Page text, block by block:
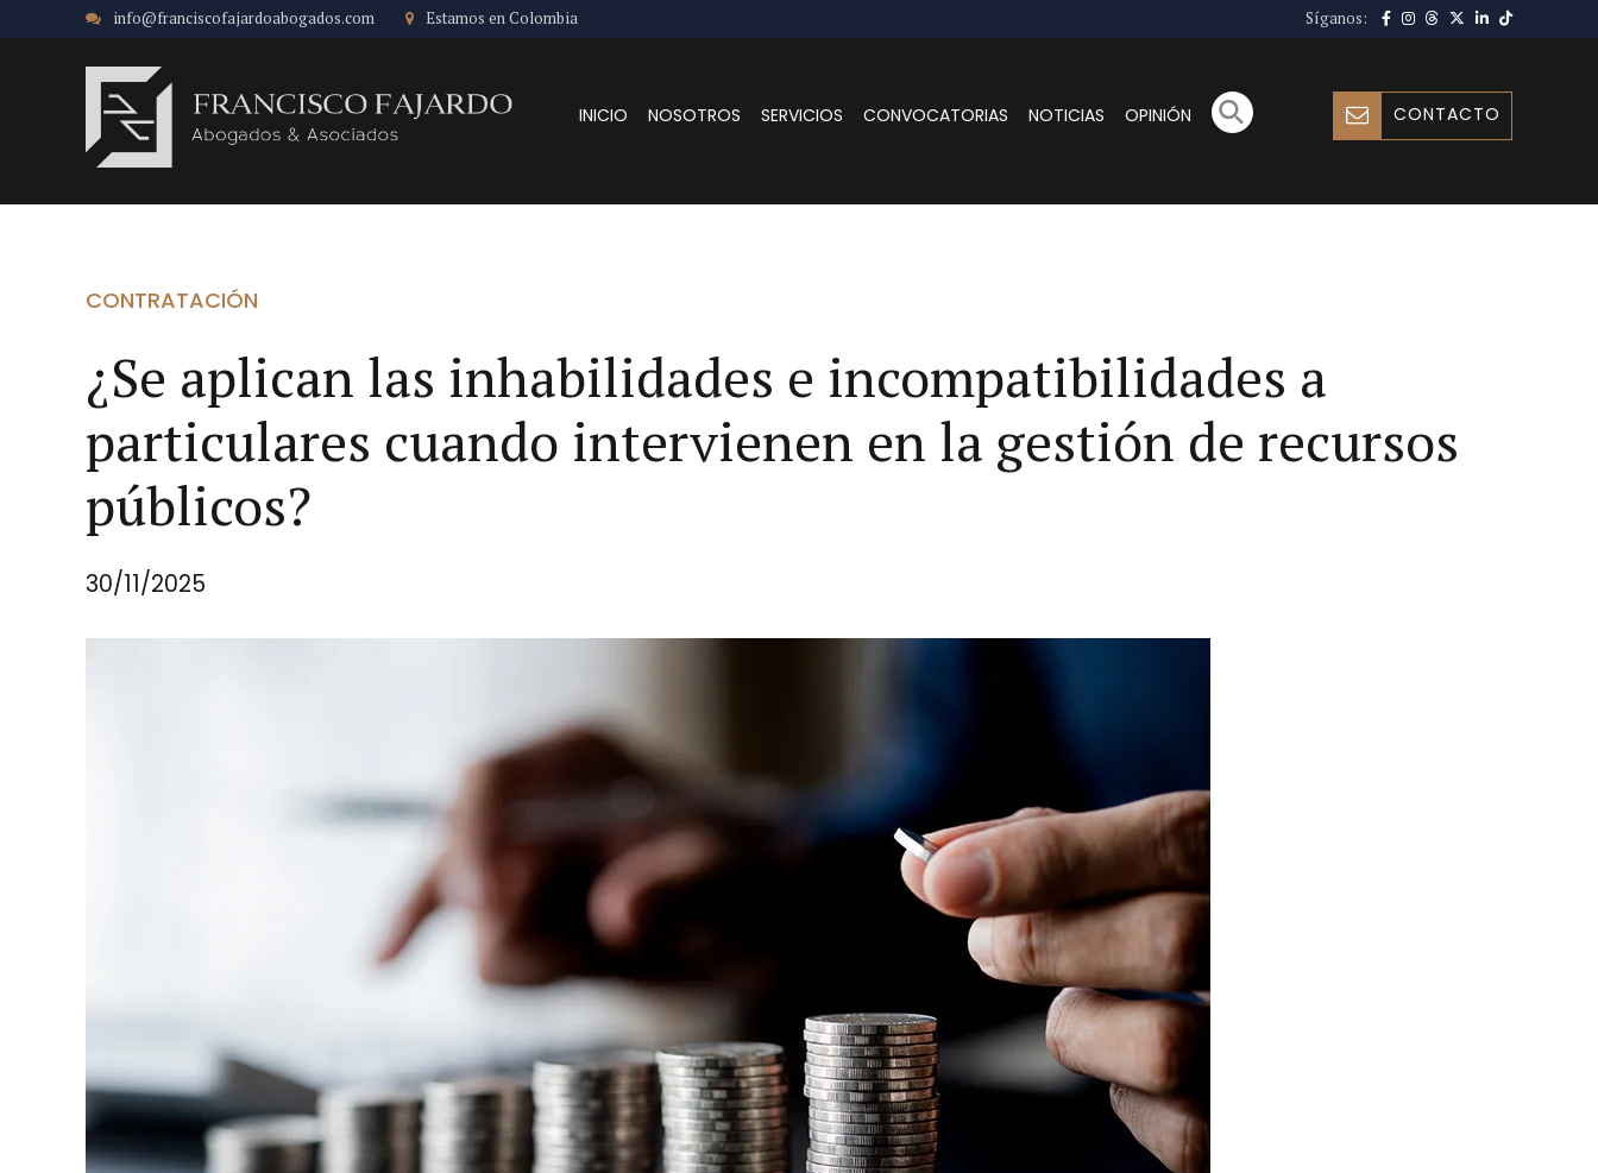
info@franciscofajardoabogados.com Estamos en Colombia Síganos:
CONTACTO
INICIO NOSOTROS SERVICIOS CONVOCATORIAS NOTICIAS OPINIÓN
CONTRATACIÓN
¿Se aplican las inhabilidades e incompatibilidades a
particulares cuando intervienen en la gestión de recursos
públicos?
30/11/2025